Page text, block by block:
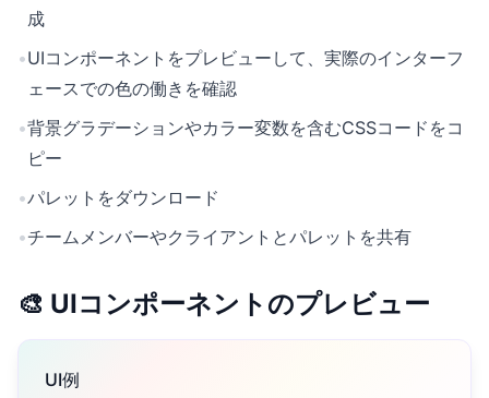
成
•UIコンポーネントをプレビューして、実際のインターフ
ェースでの色の働きを確認
•背景グラデーションやカラー変数を含むCSSコードをコ
ピー
•パレットをダウンロード
•チームメンバーやクライアントとパレットを共有
🎨 UIコンポーネントのプレビュー
UI例